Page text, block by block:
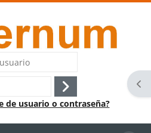
Acceder
de usuario o contraseña?